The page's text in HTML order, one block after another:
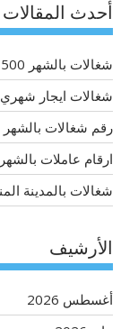
أحدث المقالات
شغالات بالشهر 1500 المدينة المنورة قباء
شغالات ايجار شهري
رقم شغالات بالشهر
ارقام عاملات
شغالات بالمدينة
الأرشيف
أغسطس 2026